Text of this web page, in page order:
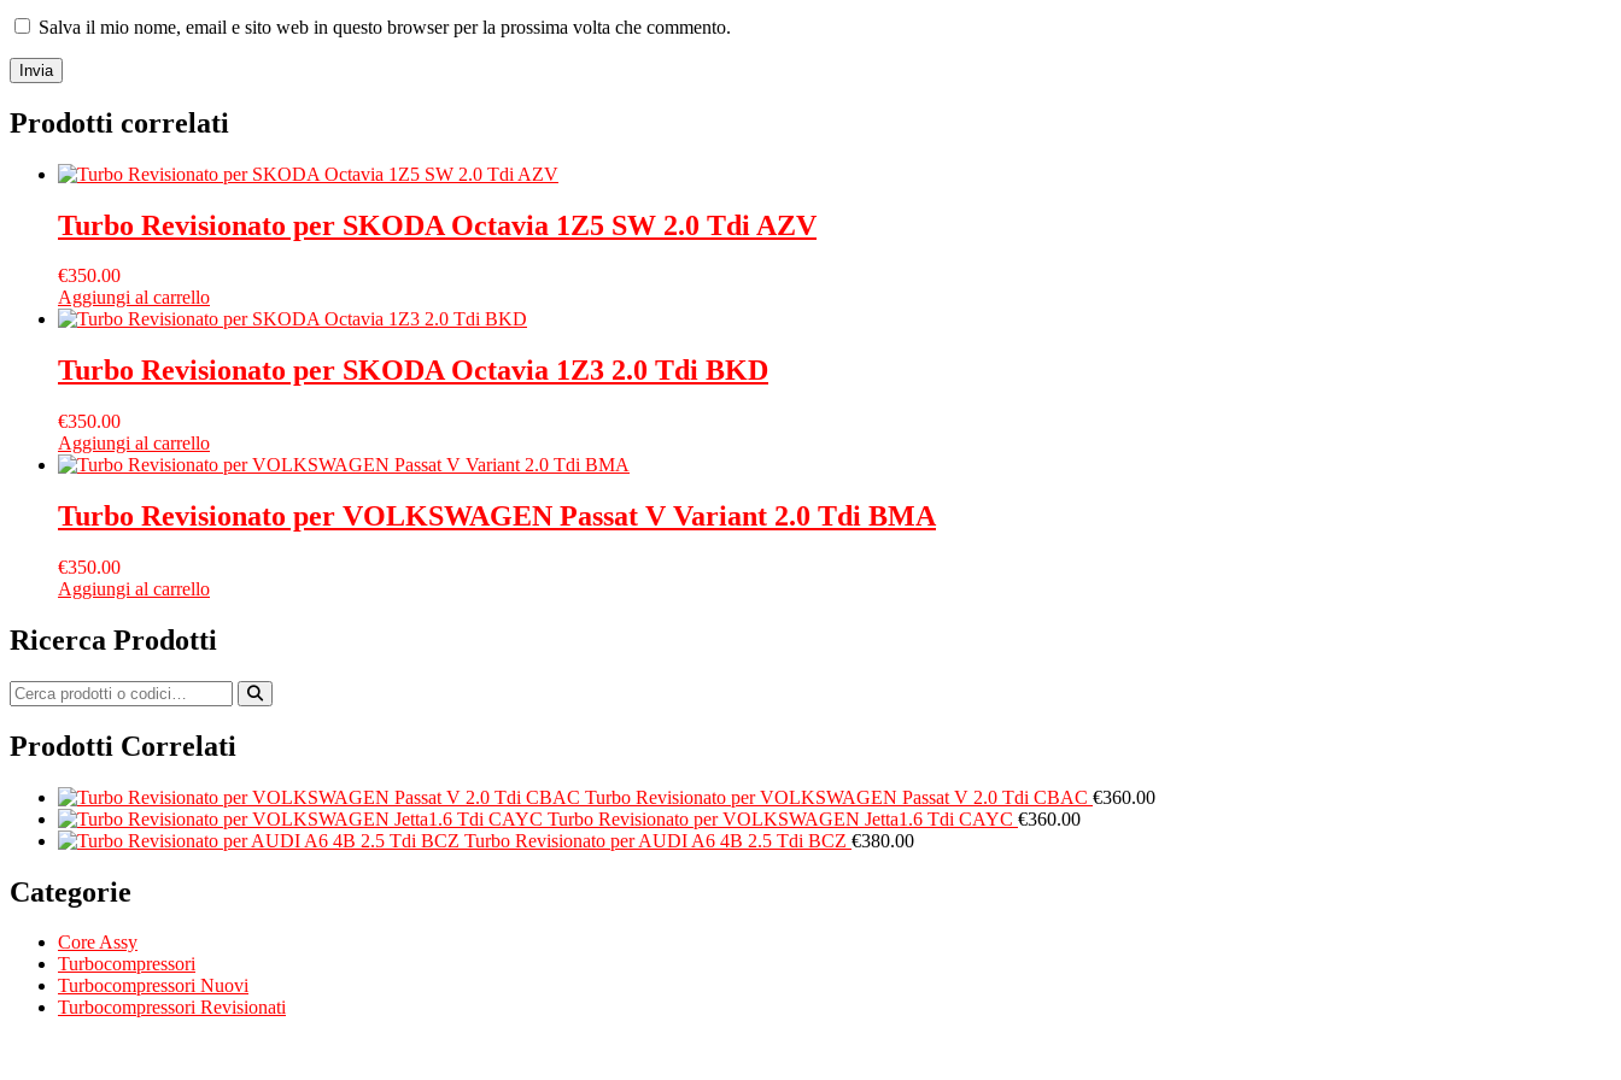
Salva il mio nome, email e sito web in questo browser per la prossima volta che commento.
Prodotti correlati
Turbo Revisionato per SKODA Octavia 1Z5 SW 2.0 Tdi AZV
€350.00
Aggiungi al carrello
Turbo Revisionato per SKODA Octavia 1Z3 2.0 Tdi BKD
€350.00
Aggiungi al carrello
Turbo Revisionato per VOLKSWAGEN Passat V Variant 2.0 Tdi BMA
€350.00
Aggiungi al carrello
Ricerca Prodotti
Prodotti Correlati
Turbo Revisionato per VOLKSWAGEN Passat V 2.0 Tdi CBAC €360.00
Turbo Revisionato per VOLKSWAGEN Jetta1.6 Tdi CAYC €360.00
Turbo Revisionato per AUDI A6 4B 2.5 Tdi BCZ €380.00
Categorie
Core Assy
Turbocompressori
Turbocompressori Nuovi
Turbocompressori Revisionati